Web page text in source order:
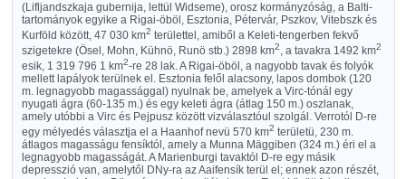
(Lifljandszkaja gubernija, lettül Widseme), orosz kormányzóság, a Balti-
tartományok egyike a Rigai-öböl, Esztonia, Pétervár, Pszkov, Vitebszk és
Kurföld között, 47 030 km2 területtel, amiből a Keleti-tengerben fekvő
szigetekre (Ösel, Mohn, Kühnö, Runö stb.) 2898 km2, a tavakra 1492 km2
esik, 1 319 796 1 km2-re 28 lak. A Rigai-öböl, a nagyobb tavak és folyók
mellett lapályok terülnek el. Esztonia felől alacsony, lapos dombok (120
m. legnagyobb magassággal) nyulnak be, amelyek a Virc-tónál egy
nyugati ágra (60-135 m.) és egy keleti ágra (átlag 150 m.) oszlanak,
amely utóbbi a Virc és Pejpusz között vizválasztóul szolgál. Verrotól D-re
egy mélyedés választja el a Haanhof nevü 570 km2 területü, 230 m.
átlagos magasságu fensíktól, amely a Munna Mäggiben (324 m.) éri el a
legnagyobb magasságát. A Marienburgi tavaktól D-re egy másik
depresszió van, amelytől DNy-ra az Aaifensík terül el; ennek azon részét,